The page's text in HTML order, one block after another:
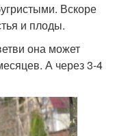
Вскоре
и плоды.
она может
А через 3-4